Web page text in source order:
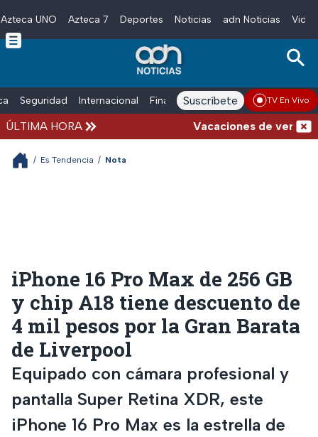
Skip to main content
Azteca UNO Azteca 7 Deportes Noticias adn Noticias
Seguridad Internacional Finanzas adn Noticias Radio
Suscríbete TV En Vivo
ÚLTIMA HORA Vacaciones de verano
/ Es Tendencia / Nota
iPhone 16 Pro Max de 256 GB
y chip A18 tiene descuento de
4 mil pesos por la Gran Barata
de Liverpool
Equipado con cámara profesional y
pantalla Super Retina XDR, este
iPhone 16 Pro Max es la estrella de